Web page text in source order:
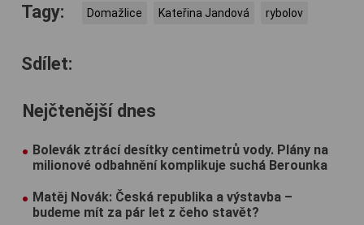
Tagy: Domažlice Kateřina Jandová rybolov
Sdílet:
Nejčtenější dnes
Bolevák ztrácí desítky centimetrů vody. Plány na
milionové odbahnění komplikuje suchá Berounka
Matěj Novák: Česká republika a výstavba –
budeme mít za pár let z čeho stavět?